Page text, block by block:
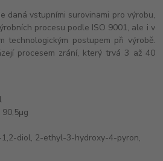
daná vstupními surovinami pro výrobu,
procesu podle ISO 9001, ale i v
technologickým postupem při výrobě.
procesem zrání, který trvá 3 až 40
90,5μg
diol, 2-ethyl-3-hydroxy-4-pyron,